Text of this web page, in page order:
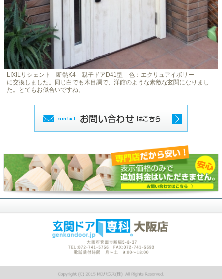
LIXILリシェント 断熱K4 親子ドアD41型 色：エクリュアイボリー
に交換しました。同じ白でも木目調で、洋館のような素敵な玄関になりまし
た。とてもお似合いですね。